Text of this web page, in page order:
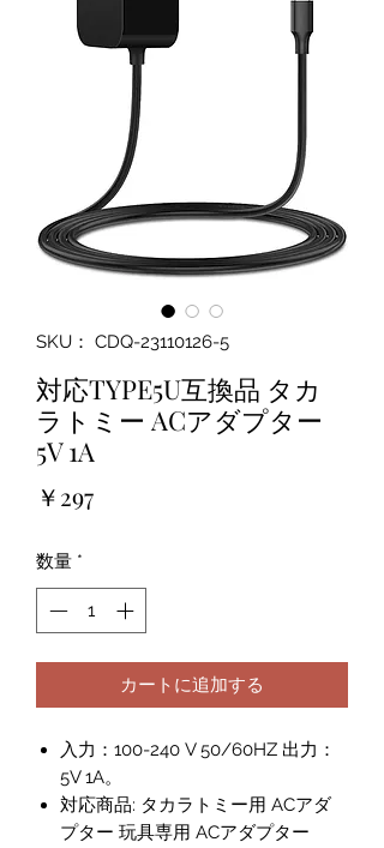
SKU： CDQ-23110126-5
対応TYPE5U互換品 タカ
ラトミー ACアダプター
5V 1A
￥297価
数量 *
カートに追加する
入力：100-240 V 50/60HZ 出力：
5V 1A。
対応商品: タカラトミー用 ACアダ
プター 玩具専用 ACアダプター